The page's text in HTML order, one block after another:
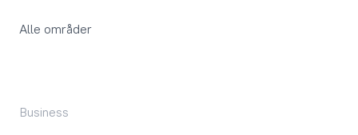
Alle områder
Business